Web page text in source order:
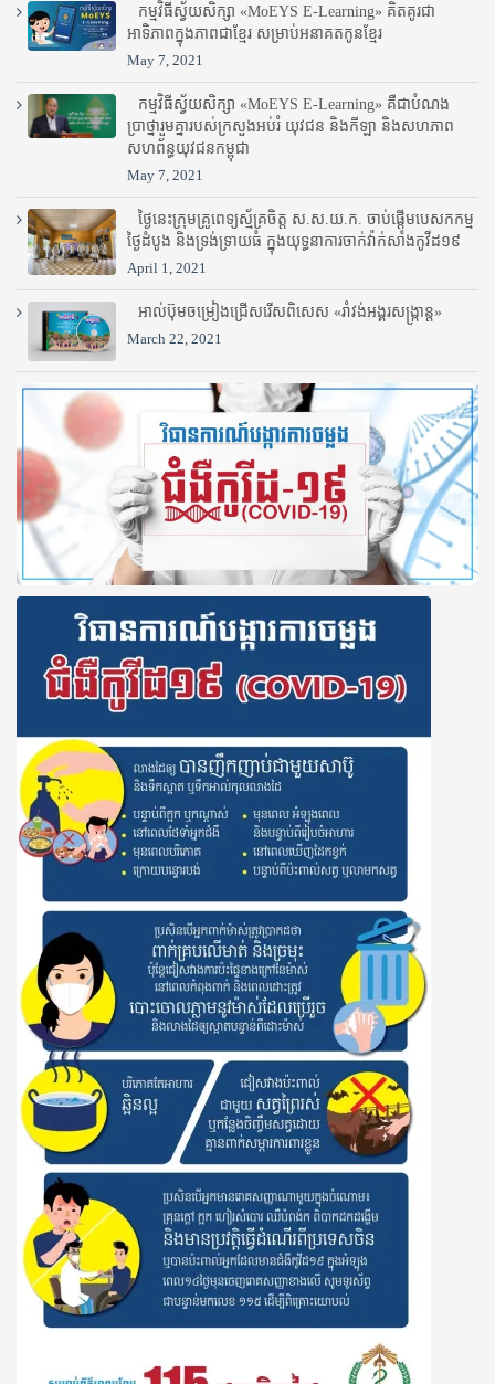
កម្មវិធីស្វ័យសិក្សា «MoEYS E-Learning» គិតគូរជា
អាទិភាពក្នុងភាពជាខ្មែរ សម្រាប់អនាគតកូនខ្មែរ
May 7, 2021
កម្មវិធីស្វ័យសិក្សា «MoEYS E-Learning» គឺជាបំណង
ប្រាថ្នារួមគ្នារបស់ក្រសួងអប់រំ​ យុវជន និងកីឡា និងសហភាព
សហព័ន្ធយុវជនកម្ពុជា
May 7, 2021
ថ្ងៃនេះក្រុមគ្រូពេទ្យស្ម័គ្រចិត្ត ស.ស.យ.ក. ចាប់ផ្តើមបេសកកម្ម
ថ្ងៃដំបូង និងទ្រង់ទ្រាយធំ ក្នុងយុទ្ធនាការចាក់វ៉ាក់សាំងកូវីដ១៩
April 1, 2021
អាល់ប៊ុមចម្រៀងជ្រើសរើសពិសេស «រាំវង់អង្គរសង្ក្រាន្ត»
March 22, 2021